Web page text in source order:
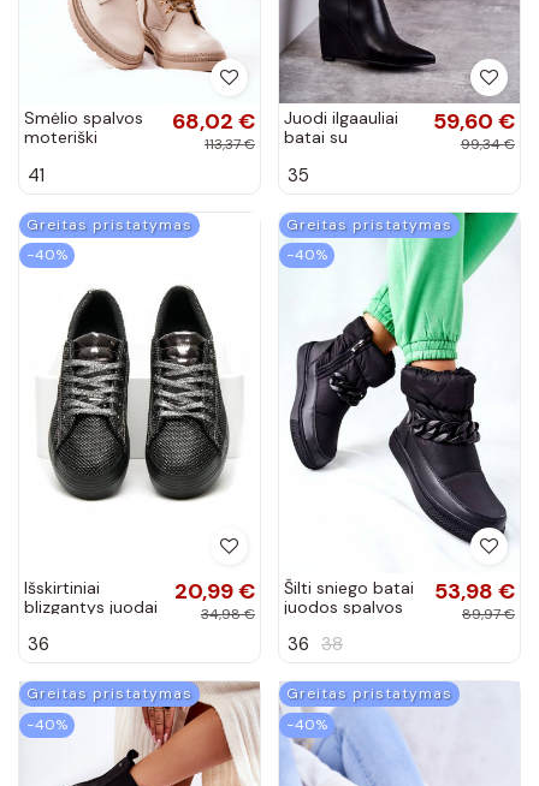
Smėlio spalvos
moteriški
68,02 €
113,37 €
41
Juodi ilgaauliai
batai su
59,60 €
99,34 €
35
Greitas pristatymas
−40%
Išskirtiniai
blizgantys juodai
storapadžiai
20,99 €
34,98 €
36
Greitas pristatymas
−40%
Šilti sniego batai
juodos spalvos
53,98 €
89,97 €
36 38
Greitas pristatymas
−40%
Greitas pristatymas
−40%